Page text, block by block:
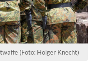
(Foto: Holger Knecht)